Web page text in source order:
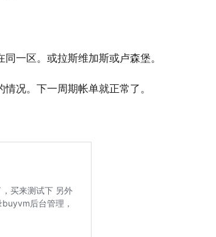
一区。或拉斯维加斯或卢森堡。
况。下一周期帐单就正常了。